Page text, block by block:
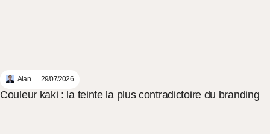
Alan 29/07/2026
Couleur kaki : la teinte la plus contradictoire du branding